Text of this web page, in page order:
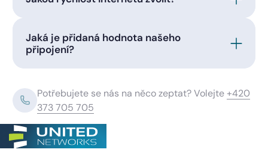
Jaká je přidaná hodnota našeho
připojení?
Potřebujete se nás na něco zeptat? Volejte+420
373 705 705